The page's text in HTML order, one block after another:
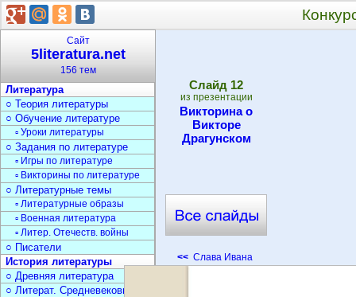
Cлайд 12
из презентации
Викторина о
Викторе
Драгунском
<< Слава Ивана
Сайт
5literatura.net
156 тем
Литература
○ Теория литературы
○ Обучение литературе
▫ Уроки литературы
○ Задания по литературе
▫ Игры по литературе
▫ Викторины по литературе
○ Литературные темы
▫ Литературные образы
▫ Военная литература
▫ Литер. Отечеств. войны
○ Писатели
История литературы
○ Древняя литература
○ Литерат. Средневековья